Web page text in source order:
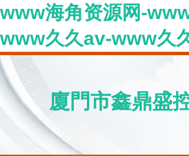
www海角资源网-
www久久av-www久
廈門市鑫鼎盛